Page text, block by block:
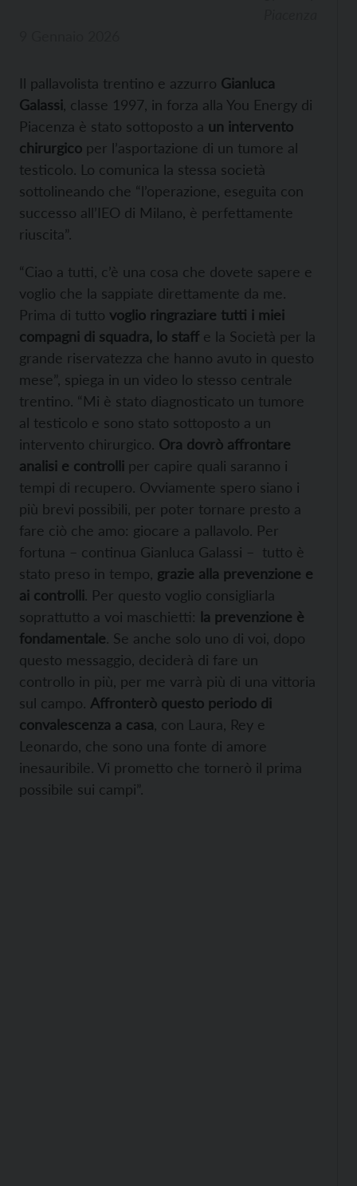
Il pallavolista trentino e azzurro Gianluca
Galassi , classe 1997, in forza alla You Energy di
Piacenza è stato sottoposto a un intervento
chirurgico per l’asportazione di un tumore al
testicolo. Lo comunica la stessa società
sottolineando che “l’operazione, eseguita con
successo all’IEO di Milano, è perfettamente
riuscita”.
“Ciao a tutti, c’è una cosa che dovete sapere e
voglio che la sappiate direttamente da me.
Prima di tutto voglio ringraziare tutti i miei
compagni di squadra, lo staff e la Società per la
grande riservatezza che hanno avuto in questo
mese”, spiega in un video lo stesso centrale
trentino. “Mi è stato diagnosticato un tumore
al testicolo e sono stato sottoposto a un
intervento chirurgico. Ora dovrò affrontare
analisi e controlli per capire quali saranno i
tempi di recupero. Ovviamente spero siano i
più brevi possibili, per poter tornare presto a
fare ciò che amo: giocare a pallavolo. Per
fortuna – continua Gianluca Galassi – tutto è
stato preso in tempo, grazie alla prevenzione e
ai controlli. Per questo voglio consigliarla
soprattutto a voi maschietti: la prevenzione è
fondamentale. Se anche solo uno di voi, dopo
questo messaggio, deciderà di fare un
controllo in più, per me varrà più di una vittoria
sul campo. Affronterò questo periodo di
convalescenza a casa , con Laura, Rey e
Leonardo, che sono una fonte di amore
inesauribile. Vi prometto che tornerò il prima
possibile sui campi”.